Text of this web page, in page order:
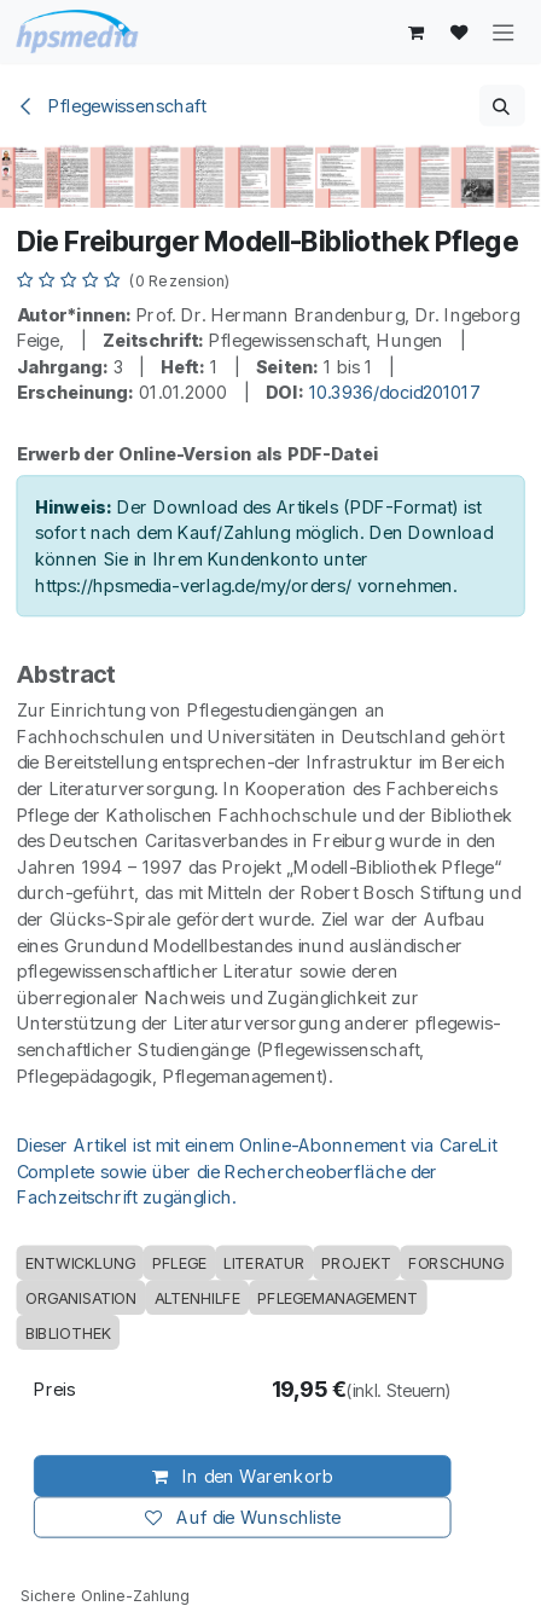
Zum Inhalt springen
Pflegewissenschaft
Die Freiburger Modell-Bibliothek Pflege
(0 Rezension)
Autor*innen: Prof. Dr. Hermann Brandenburg, Dr. Ingeborg
Feige, | Zeitschrift: Pflegewissenschaft, Hungen |
Jahrgang: 3 | Heft: 1 | Seiten: 1 bis 1 |
Erscheinung: 01.01.2000 | DOI: 10.3936/docid201017
Erwerb der Online-Version als PDF-Datei
Hinweis: Der Download des Artikels (PDF-Format) ist
sofort nach dem Kauf/Zahlung möglich. Den Download
können Sie in Ihrem Kundenkonto unter
https://hpsmedia-verlag.de/my/orders/ vornehmen.
Abstract
Zur Einrichtung von Pflegestudiengängen an
Fachhochschulen und Universitäten in Deutschland gehört
die Bereitstellung entsprechen-der Infrastruktur im Bereich
der Literaturversorgung. In Kooperation des Fachbereichs
Pflege der Katholischen Fachhochschule und der Bibliothek
des Deutschen Caritasverbandes in Freiburg wurde in den
Jahren 1994 – 1997 das Projekt „Modell-Bibliothek Pflege“
durch-geführt, das mit Mitteln der Robert Bosch Stiftung und
der Glücks-Spirale gefördert wurde. Ziel war der Aufbau
eines Grundund Modellbestandes inund ausländischer
pflegewissenschaftlicher Literatur sowie deren
überregionaler Nachweis und Zugänglichkeit zur
Unterstützung der Literaturversorgung anderer pflegewis-
senchaftlicher Studiengänge (Pflegewissenschaft,
Pflegepädagogik, Pflegemanagement).
Dieser Artikel ist mit einem Online-Abonnement via CareLit
Complete sowie über die Rechercheoberfläche der
Fachzeitschrift zugänglich.
ENTWICKLUNG PFLEGE LITERATUR PROJEKT FORSCHUNG
ORGANISATION ALTENHILFE PFLEGEMANAGEMENT
BIBLIOTHEK
In den Warenkorb
Auf die Wunschliste
Preis 19,95€(inkl. Steuern)
Sichere Online-Zahlung